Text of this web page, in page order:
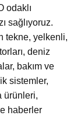
odaklı
sağlıyoruz.
tekne, yelkenli,
deniz
bakım ve
sistemler,
ürünleri,
haberler